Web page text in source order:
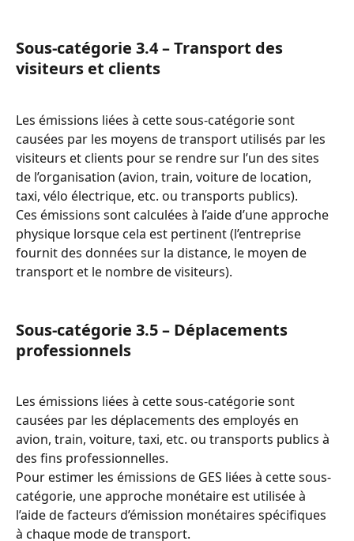
Sous-catégorie 3.4 – Transport des
visiteurs et clients
Les émissions liées à cette sous-catégorie sont
causées par les moyens de transport utilisés par les
visiteurs et clients pour se rendre sur l’un des sites
de l’organisation (avion, train, voiture de location,
taxi, vélo électrique, etc. ou transports publics).
Ces émissions sont calculées à l’aide d’une approche
physique lorsque cela est pertinent (l’entreprise
fournit des données sur la distance, le moyen de
transport et le nombre de visiteurs).
Sous-catégorie 3.5 – Déplacements
professionnels
Les émissions liées à cette sous-catégorie sont
causées par les déplacements des employés en
avion, train, voiture, taxi, etc. ou transports publics à
des fins professionnelles.
Pour estimer les émissions de GES liées à cette sous-
catégorie, une approche monétaire est utilisée à
l’aide de facteurs d’émission monétaires spécifiques
à chaque mode de transport.